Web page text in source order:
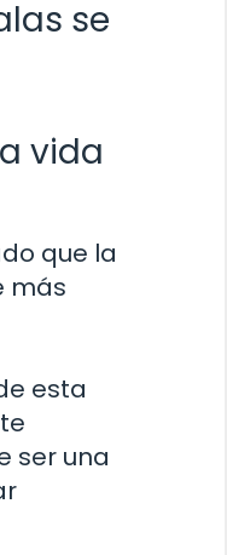
se
vida
que la
más
esta
ser una